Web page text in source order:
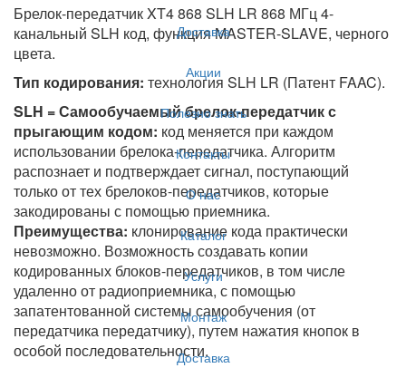
Доставка
Акции
Полезно знать
Контакты
О нас
Каталог
Услуги
Монтаж
Доставка
Брелок-передатчик XT4 868 SLH LR 868 МГц 4-
канальный SLH код, функция MASTER-SLAVE, черного
цвета.
Тип кодирования: технология SLH LR (Патент FAAC).
SLH = Самообучаемый брелок-передатчик с
прыгающим кодом: код меняется при каждом
использовании брелока-передатчика. Алгоритм
распознает и подтверждает сигнал, поступающий
только от тех брелоков-передатчиков, которые
закодированы с помощью приемника.
Преимущества: клонирование кода практически
невозможно. Возможность создавать копии
кодированных блоков-передатчиков, в том числе
удаленно от радиоприемника, с помощью
запатентованной системы самообучения (от
передатчика передатчику), путем нажатия кнопок в
особой последовательности.